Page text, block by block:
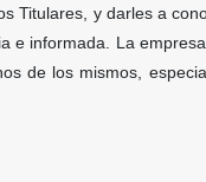
Titulares, y darles a
e informada. La
de los mismos,